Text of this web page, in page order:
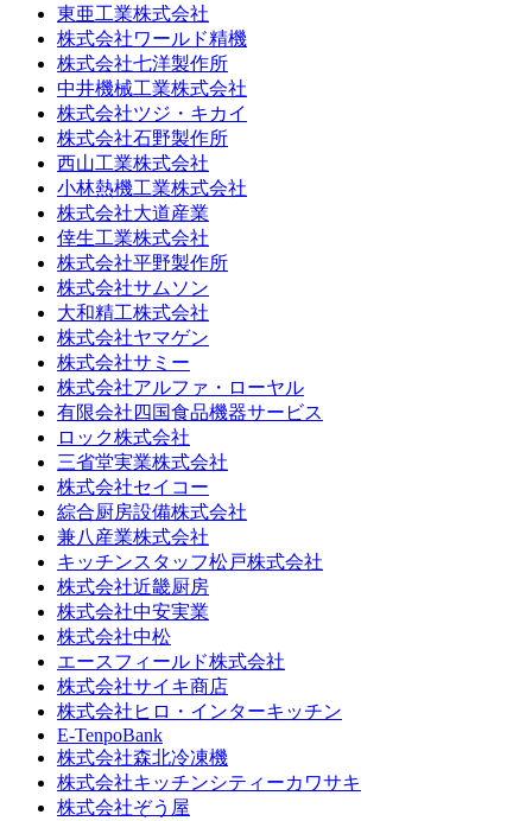
東亜工業株式会社
株式会社ワールド精機
株式会社七洋製作所
中井機械工業株式会社
株式会社ツジ・キカイ
株式会社石野製作所
西山工業株式会社
小林熱機工業株式会社
株式会社大道産業
倖生工業株式会社
株式会社平野製作所
株式会社サムソン
大和精工株式会社
株式会社ヤマゲン
株式会社サミー
株式会社アルファ・ローヤル
有限会社四国食品機器サービス
ロック株式会社
三省堂実業株式会社
株式会社セイコー
綜合厨房設備株式会社
兼八産業株式会社
キッチンスタッフ松戸株式会社
株式会社近畿厨房
株式会社中安実業
株式会社中松
エースフィールド株式会社
株式会社サイキ商店
株式会社ヒロ・インターキッチン
E-TenpoBank
株式会社森北冷凍機
株式会社キッチンシティーカワサキ
株式会社ぞう屋